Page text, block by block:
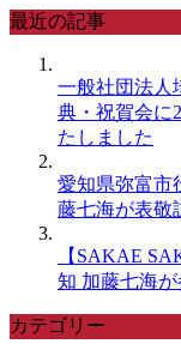
最近の記事
一般社団法人
典・祝賀会に
たしました
愛知県弥富市
藤七海が表敬
【SAKAE
知 加藤七海
カテゴリー